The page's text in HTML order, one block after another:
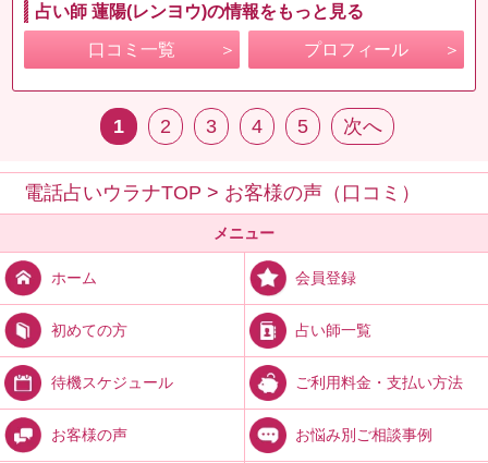
占い師 蓮陽(レンヨウ)の情報をもっと見る
口コミ一覧 プロフィール
1 2 3 4 5 次へ
電話占いウラナTOP > お客様の声（口コミ）
メニュー
ホーム 会員登録
初めての方 占い師一覧
待機スケジュール ご利用料金・支払い方法
お客様の声 お悩み別ご相談事例